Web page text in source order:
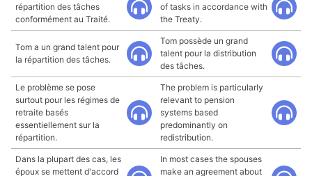
répartition des tâches
conformément au Traité.
of tasks in accordance with
the Treaty.
Tom a un grand talent pour
la répartition des tâches.
Tom possède un grand
talent pour la distribution
des tâches.
Le problème se pose
surtout pour les régimes de
retraite basés
essentiellement sur la
répartition.
The problem is particularly
relevant to pension
systems based
predominantly on
redistribution.
Dans la plupart des cas, les
époux se mettent d'accord
In most cases the spouses
make an agreement about